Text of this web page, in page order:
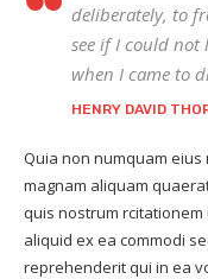
deliberately, to
see if I could
when I came to
HENRY DAVID
Quia non numquam
magnam aliquam
quis nostrum
aliquid ex ea commodi
reprehenderit qui in ea